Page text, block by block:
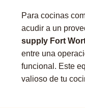
Para cocinas
acudir a un
supply Fort
entre una
funcional. Este
valioso de tu